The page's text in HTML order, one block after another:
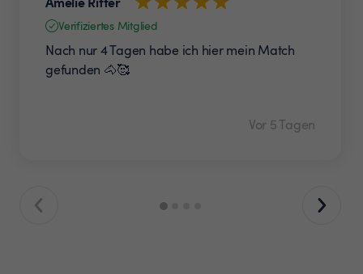
Verifiziertes Mitglied
Nach nur 4 Tagen habe ich hier mein Match
gefunden 🐴🥰
Vor 5 Tagen